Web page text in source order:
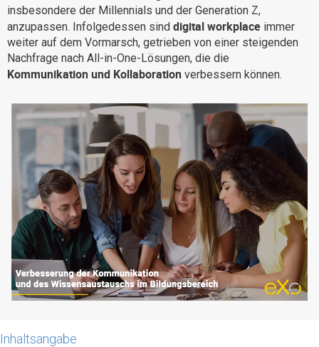
Internationalisierung
Mobil
Kontrollierte KI
Architektur
Sicherheit
Open Source
Über uns
Karriere
Ressourcen-Center
Blog
Kontakt
Testen Sie eXo
insbesondere der Millennials und der Generation Z,
anzupassen. Infolgedessen sind digital workplace immer
weiter auf dem Vormarsch, getrieben von einer steigenden
Nachfrage nach All-in-One-Lösungen, die die
Kommunikation und Kollaboration verbessern können.
Inhaltsangabe